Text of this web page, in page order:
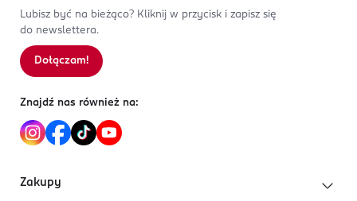
Lubisz być na bieżąco? Kliknij w przycisk i zapisz się
do newslettera.
Dołączam!
Znajdź nas również na:
Zakupy